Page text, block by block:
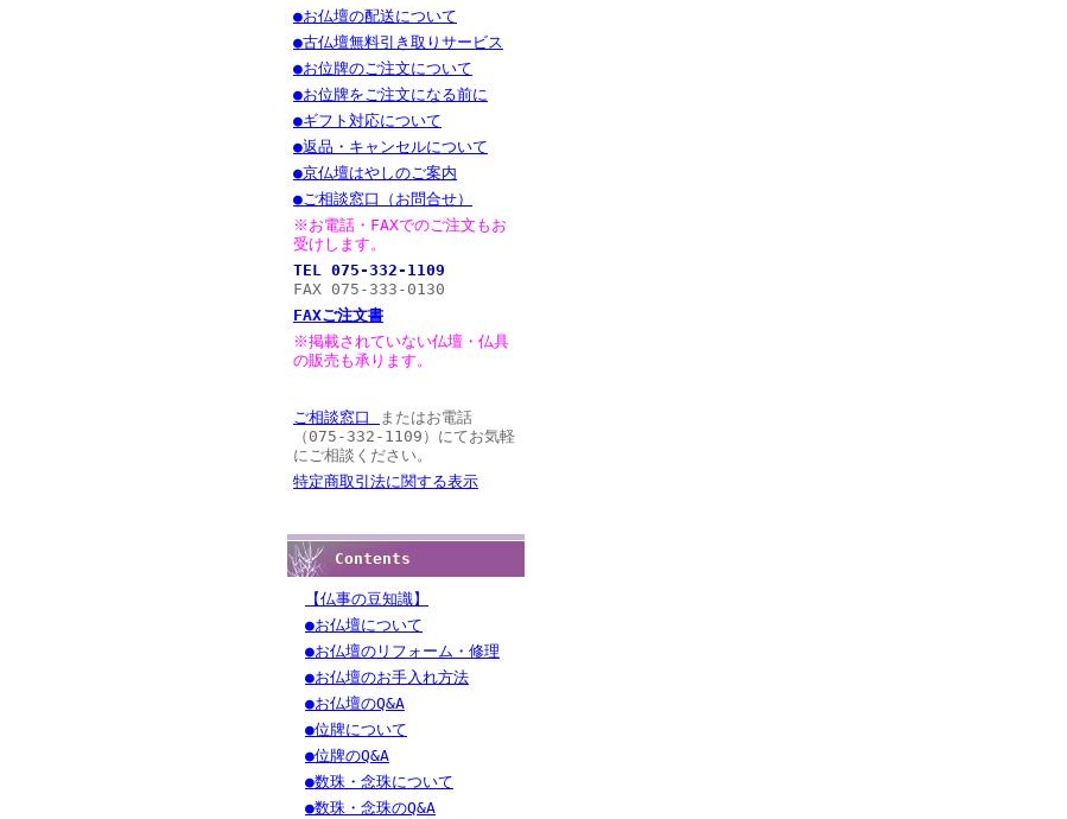
●お仏壇の配送について
●古仏壇無料引き取りサービス
●お位牌のご注文について
●お位牌をご注文になる前に
●ギフト対応について
●返品・キャンセルについて
●京仏壇はやしのご案内
●ご相談窓口（お問合せ）
※お電話・FAXでのご注文もお
受けします。
TEL 075-332-1109
FAX 075-333-0130
FAXご注文書
※掲載されていない仏壇・仏具
の販売も承ります。
ご相談窓口
またはお電話
（075-332-1109）にてお気軽
にご相談ください。
特定商取引法に関する表示
Contents
【仏事の豆知識】
●お仏壇について
●お仏壇のリフォーム・修理
●お仏壇のお手入れ方法
●お仏壇のQ&A
●位牌について
●位牌のQ&A
●数珠・念珠について
●数珠・念珠のQ&A